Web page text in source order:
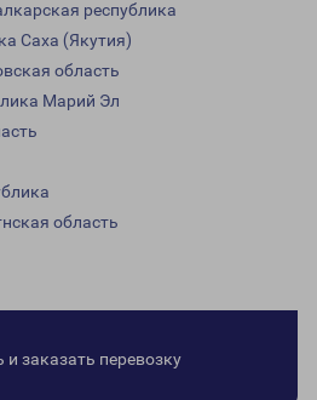
республика
Саха (Якутия)
область
Марий Эл
область
и заказать перевозку